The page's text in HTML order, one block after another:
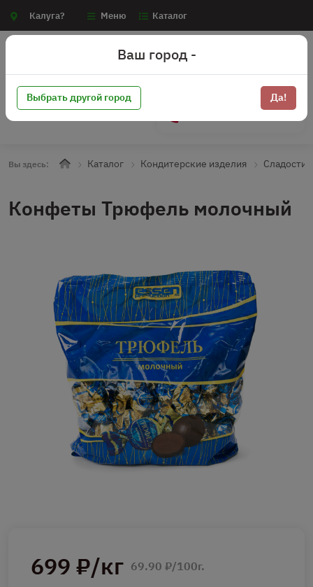
Калуга? Меню Каталог
Вы здесь: Каталог Кондитерские изделия Сладости
Конфеты Трюфель молочный
699 ₽/кг 69.90 ₽/100г.
Ваш город -
Выбрать другой город Да!